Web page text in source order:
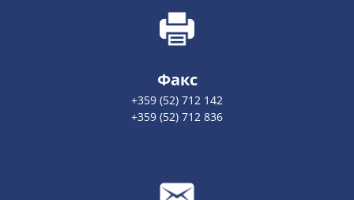
Факс
+359 (52) 712 142
+359 (52) 712 836